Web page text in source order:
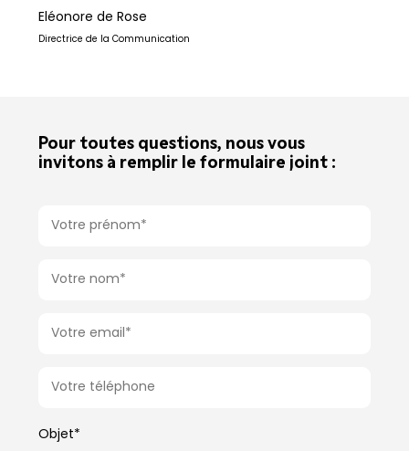
Eléonore de Rose
Directrice de la Communication
Pour toutes questions, nous vous
invitons à remplir le formulaire joint :
Objet*